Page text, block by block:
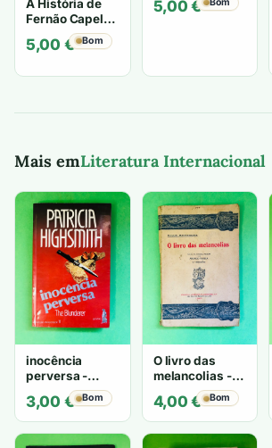
A História de
Fernão Capelo
Gaivota -
Richard Bach
5,00 € Bom
Richard Bach
5,00€
Mais emLiteratura Internacional
inocência
perversa -
PATRICIA
HIGHSMITH
3,00 € Bom
O livro das
melancolias -
Mantegazza
4,00€ Bom